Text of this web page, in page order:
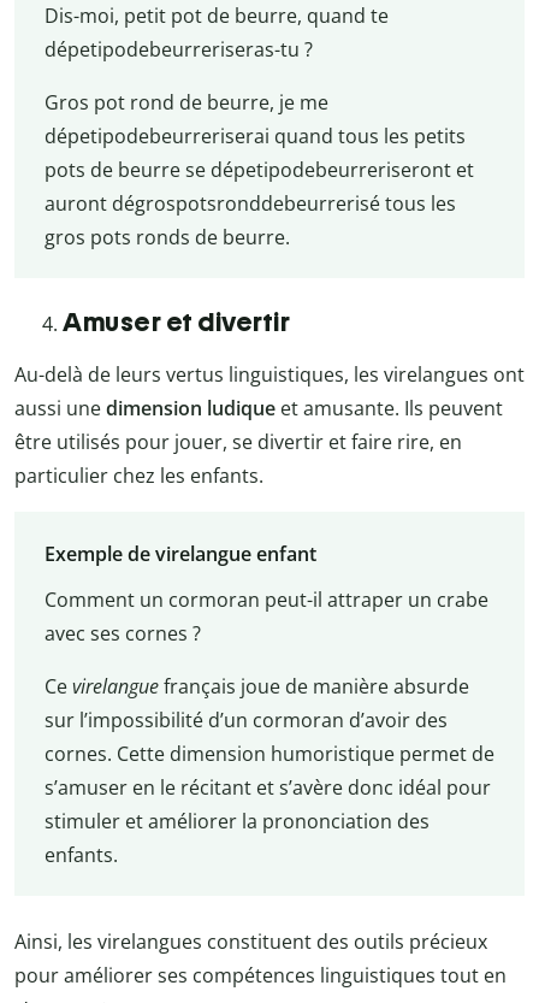
Dis-moi, petit pot de beurre, quand te
dépetipodebeurreriseras-tu ?
Gros pot rond de beurre, je me
dépetipodebeurreriserai quand tous les petits
pots de beurre se dépetipodebeurreriseront et
auront dégrospotsronddebeurrerisé tous les
gros pots ronds de beurre.
Amuser et divertir
Au-delà de leurs vertus linguistiques, les virelangues ont
aussi unedimension ludique et amusante. Ils peuvent
être utilisés pour jouer, se divertir et faire rire, en
particulier chez les enfants.
Exemple de virelangue enfant
Comment un cormoran peut-il attraper un crabe
avec ses cornes ?
Cevirelanguefrançais joue de manière absurde
sur l’impossibilité d’un cormoran d’avoir des
cornes. Cette dimension humoristique permet de
s’amuser en le récitant et s’avère donc idéal pour
stimuler et améliorer la prononciation des
enfants.
Ainsi, les virelangues constituent des outils précieux
pour améliorer ses compétences linguistiques tout en